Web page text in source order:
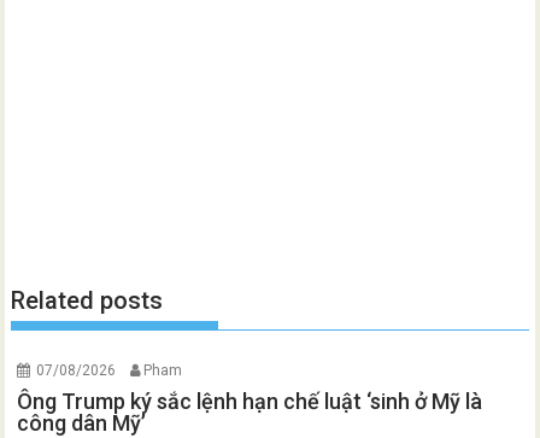
Related posts
07/08/2026 Pham
Ông Trump ký sắc lệnh hạn chế luật ‘sinh ở Mỹ là
công dân Mỹ’